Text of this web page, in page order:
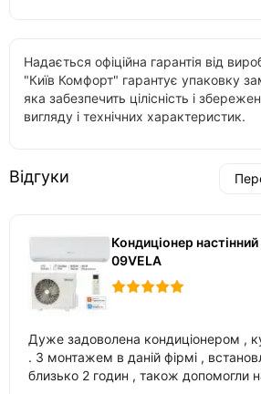
Надається офіційна гарантія від
"Київ Комфорт" гарантує упаковку
яка забезпечить цілісність і
вигляду і технічних характеристик.
Відгуки
Кондиціонер
09VELA
Дуже задоволена кондиціонером ,
. З монтажем в даній фірмі , встановлення зайняло
близько 2 годин , також допомогли налаштувати